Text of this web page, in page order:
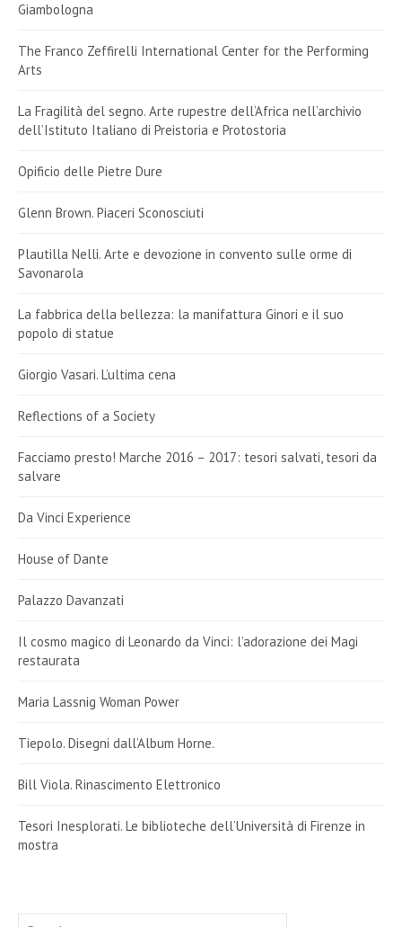
Giambologna
The Franco Zeffirelli International Center for the Performing
Arts
La Fragilità del segno. Arte rupestre dell’Africa nell’archivio
dell’Istituto Italiano di Preistoria e Protostoria
Opificio delle Pietre Dure
Glenn Brown. Piaceri Sconosciuti
Plautilla Nelli. Arte e devozione in convento sulle orme di
Savonarola
La fabbrica della bellezza: la manifattura Ginori e il suo
popolo di statue
Giorgio Vasari. L’ultima cena
Reflections of a Society
Facciamo presto! Marche 2016 – 2017: tesori salvati, tesori da
salvare
Da Vinci Experience
House of Dante
Palazzo Davanzati
Il cosmo magico di Leonardo da Vinci: l’adorazione dei Magi
restaurata
Maria Lassnig Woman Power
Tiepolo. Disegni dall’Album Horne.
Bill Viola. Rinascimento Elettronico
Tesori Inesplorati. Le biblioteche dell’Università di Firenze in
mostra
Search